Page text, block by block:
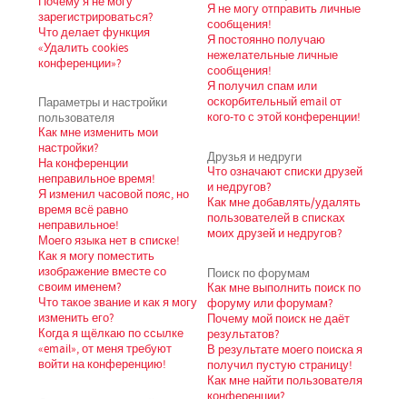
зарегистрироваться?
Что делает функция
«Удалить cookies
конференции»?
Параметры и настройки
пользователя
Как мне изменить мои
настройки?
На конференции
неправильное время!
Я изменил часовой пояс, но
время всё равно
неправильное!
Моего языка нет в списке!
Как я могу поместить
изображение вместе со
своим именем?
Что такое звание и как я могу
изменить его?
Когда я щёлкаю по ссылке
«email», от меня требуют
войти на конференцию!
Я не могу отправить личные
сообщения!
Я постоянно получаю
нежелательные личные
сообщения!
Я получил спам или
оскорбительный email от
кого-то с этой конференции!
Друзья и недруги
Что означают списки друзей
и недругов?
Как мне добавлять/удалять
пользователей в списках
моих друзей и недругов?
Поиск по форумам
Как мне выполнить поиск по
форуму или форумам?
Почему мой поиск не даёт
результатов?
В результате моего поиска я
получил пустую страницу!
Как мне найти пользователя
конференции?